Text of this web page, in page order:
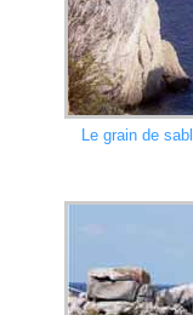
Le grain de